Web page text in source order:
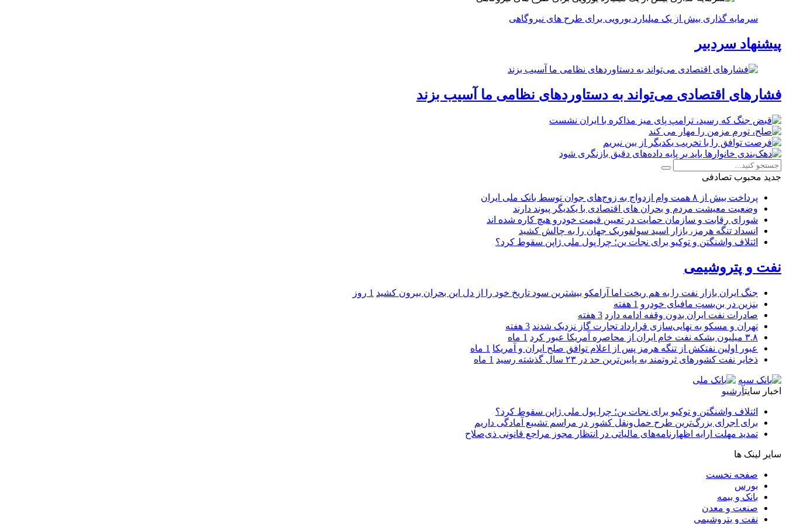
سرمایه گذاری بیش از یک میلیارد یورویی برای طرح های نیروگاهی
پیشنهاد سردبیر
فشارهای اقتصادی می‌تواند به دستاوردهای نظامی ما آسیب بزند
جدید محبوب تصادفی
پرداخت بیش از ۸ همت وام ازدواج به زوج‌های جوان توسط بانک ملی ایران
وضعیت معیشت مردم و بحران های اقتصادی با یکدیگر پیوند دارند
شورای رقابت و سازمان حمایت در تعیین قیمت خودرو هیچ کاره شده اند
انسداد تنگه هرمز، بازار اسید سولفوریک جهان را به چالش کشید
ائتلاف واشنگتن و توکیو برای نجات ین؛ چرا پول ملی ژاپن سقوط کرد؟
نفت و پتروشیمی
جنگ ایران بازار نفت را به هم ریخت اما آرامکو بیشترین سود تاریخ خود را از دل این بحران بیرون کشید 1 روز
بنزین در بن‌بستِ مافیای خودرو 1 هفته
صادرات نفت ایران بدون وقفه ادامه دارد 3 هفته
تهران و مسکو به نهایی‌سازی قرارداد تجارت گاز نزدیک شدند 3 هفته
۳.۸ میلیون بشکه نفت خام ایران از محاصره آمریکا عبور کرد
1 ماه
عبور اولین نفتکش از تنگه هرمز پس از اعلام توافق صلح ایران و آمریکا 1 ماه
ذخایر نفت کشورهای ثروتمند به پایین‌ترین حد در ۲۳ سال گذشته رسید
1 ماه
اخبار سایتآرشیو
ائتلاف واشنگتن و توکیو برای نجات ین؛ چرا پول ملی ژاپن سقوط کرد؟
برای اجرای بزرگ‌ترین طرح حمل‌ونقل کشور در مراسم تشییع آمادگی داریم
تمدید مهلت ارایه اظهارنامه‌های مالیاتی در انتظار مجوز مراجع قانونی ذی‌‏صلاح
سایر لینک ها
صفحه نخست
بورس
بانک و بیمه
صنعت و معدن
نفت و پتروشیمی